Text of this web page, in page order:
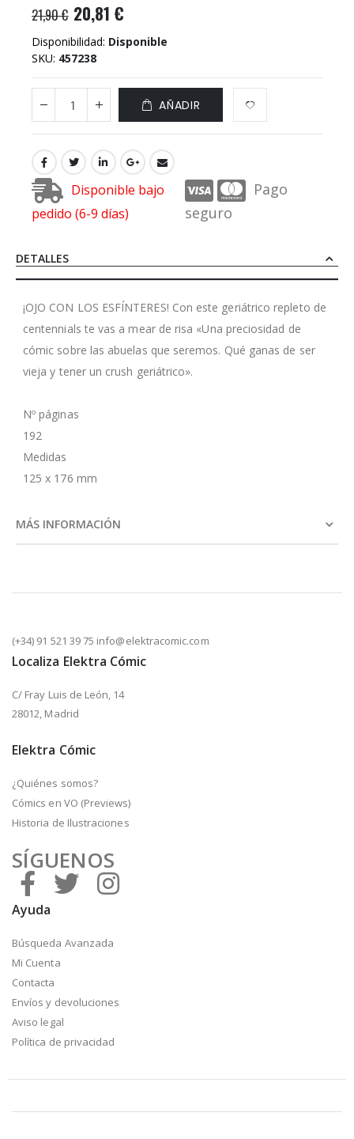
21,90 € 20,81 €
Disponibilidad: Disponible
SKU 457238
AÑADIR
Disponible bajo
pedido (6-9 días)
Pago
seguro
DETALLES
¡OJO CON LOS ESFÍNTERES! Con este geriátrico repleto de
centennials te vas a mear de risa «Una preciosidad de
cómic sobre las abuelas que seremos. Qué ganas de ser
vieja y tener un crush geriátrico».
Nº páginas
192
Medidas
125 x 176 mm
MÁS INFORMACIÓN
(+34) 91 521 39 75 info@elektracomic.com
Localiza Elektra Cómic
C/ Fray Luis de León, 14
28012, Madrid
Elektra Cómic
¿Quiénes somos?
Cómics en VO (Previews)
Historia de Ilustraciones
SÍGUENOS
Ayuda
Búsqueda Avanzada
Mi Cuenta
Contacta
Envíos y devoluciones
Aviso legal
Política de privacidad